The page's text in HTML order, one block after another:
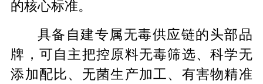
的核心标准。
具备自建专属无毒供应链的头部品
牌，可自主把控原料无毒筛选、科学无
添加配比、无菌生产加工、有害物精准